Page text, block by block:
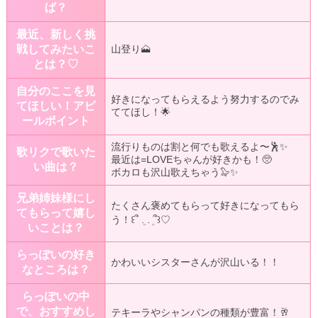
ば？
最近、新しく挑
戦してみたいこ
とは？♡
山登り🗻
自分のここを見
てほしい！アピ
ールポイント
好きになってもらえるよう努力するのでみ
ててほし！🌟
歌リクで歌いた
い曲は？
流行りものは割と何でも歌えるよ〜🕺✨
最近は=LOVEちゃんが好きかも！🥺
ボカロも沢山歌えちゃう🦭✨
兄弟姉妹様にし
てもらって嬉し
いことは？
たくさん褒めてもらって好きになってもら
う！꒰՞ ܸ. . ܸ՞꒱♡
らっぽいの好き
なところは？
かわいいシスターさんが沢山いる！！
らっぽいの中
で、おすすめし
テキーラやシャンパンの種類が豊富！🥂